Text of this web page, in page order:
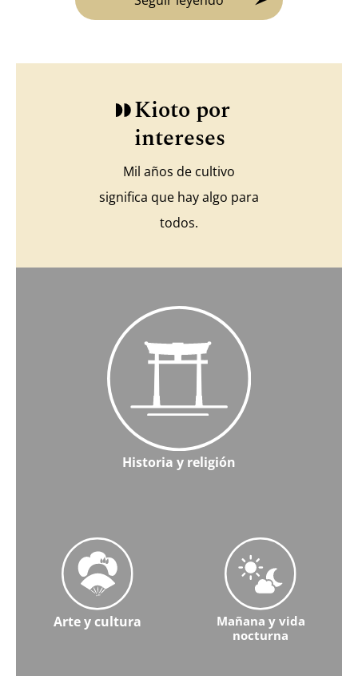
Kioto por
intereses
Mil años de cultivo
significa que hay algo para
todos.
Historia y religión
Arte y cultura
Mañana y vida
nocturna